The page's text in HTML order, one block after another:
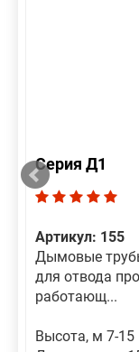
Серия Д1
Артикул: 155
Дымовые
для отвода
работающ...
Высота, м 7-15